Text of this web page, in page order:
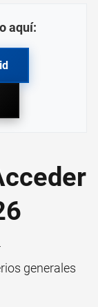
aquí:
generales